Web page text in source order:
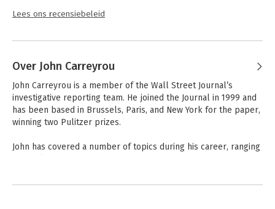
Lees ons recensiebeleid
Over John Carreyrou
John Carreyrou is a member of the Wall Street Journal’s
investigative reporting team. He joined the Journal in 1999 and
has been based in Brussels, Paris, and New York for the paper,
winning two Pulitzer prizes.
John has covered a number of topics during his career, ranging
His reporting on corruption in the field of spine surgery led to
Andere boeken door John